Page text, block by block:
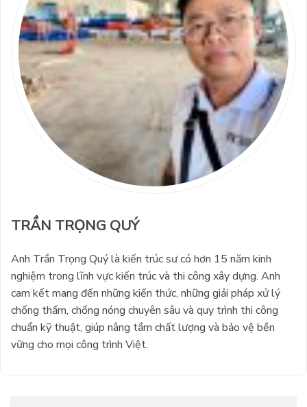
TRẦN TRỌNG QUÝ
Anh Trần Trọng Quý là kiến trúc sư có hơn 15 năm kinh
nghiệm trong lĩnh vực kiến trúc và thi công xây dựng. Anh
cam kết mang đến những kiến thức, những giải pháp xử lý
chống thấm, chống nóng chuyên sâu và quy trình thi công
chuẩn kỹ thuật, giúp nâng tầm chất lượng và bảo vệ bền
vững cho mọi công trình Việt.